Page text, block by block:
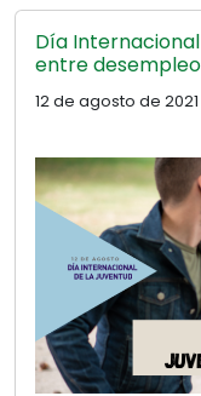
Día
entre
12 de agosto de 2021